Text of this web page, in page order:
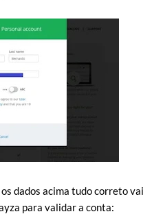
dados acima tudo correto vai
para validar a conta: